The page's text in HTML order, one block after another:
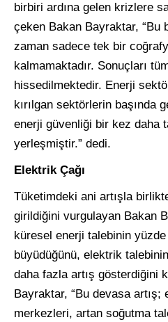
birbiri ardına gelen krizlere
çeken Bakan Bayraktar, “Bu
zaman sadece tek bir
kalmamaktadır. Sonuçları
hissedilmektedir. Enerji
kırılgan sektörlerin başında
enerji güvenliği bir kez daha
yerleşmiştir.” dedi.
Elektrik Çağı
Tüketimdeki ani artışla
girildiğini vurgulayan Bakan
küresel enerji talebinin yüzde
büyüdüğünü, elektrik
daha fazla artış gösterdiğini
Bayraktar, “Bu devasa
merkezleri, artan soğutma